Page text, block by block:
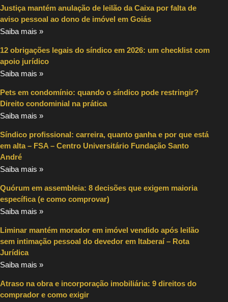
Justiça mantém anulação de leilão da Caixa por falta de
aviso pessoal ao dono de imóvel em Goiás
Saiba mais »
12 obrigações legais do síndico em 2026: um checklist com
apoio jurídico
Saiba mais »
Pets em condomínio: quando o síndico pode restringir?
Direito condominial na prática
Saiba mais »
Síndico profissional: carreira, quanto ganha e por que está
em alta – FSA – Centro Universitário Fundação Santo
André
Saiba mais »
Quórum em assembleia: 8 decisões que exigem maioria
específica (e como comprovar)
Saiba mais »
Liminar mantém morador em imóvel vendido após leilão
sem intimação pessoal do devedor em Itaberaí – Rota
Jurídica
Saiba mais »
Atraso na obra e incorporação imobiliária: 9 direitos do
comprador e como exigir